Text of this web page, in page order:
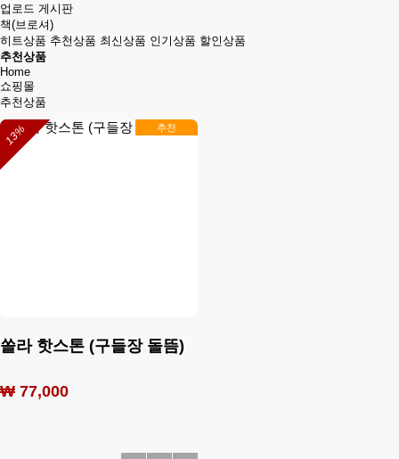
업로드 게시판
책(브로셔)
히트상품 추천상품 최신상품 인기상품 할인상품
추천상품
Home
쇼핑몰
추천상품
추천
13%
쏠라 핫스톤 (구들장 돌뜸)
₩ 77,000